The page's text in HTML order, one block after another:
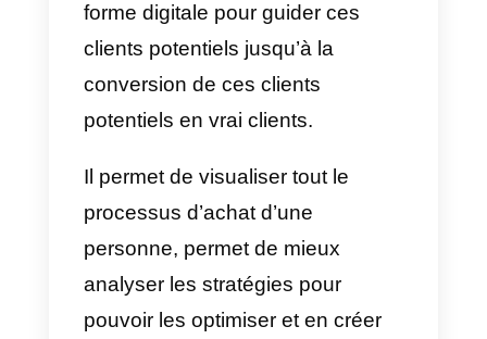
ce processus, vous pouvez
l’intégration deCallbell
avec les utilisateurs et les guider
à travers divers funnels de vente
que vous pouvez configurer sur
Callbell avec sa nouvelle